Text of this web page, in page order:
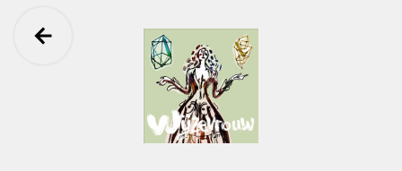
Ga terug